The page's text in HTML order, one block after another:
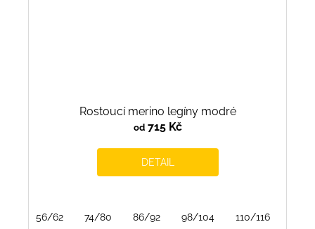
Rostoucí merino legíny modré
od715 Kč
DETAIL
56/62 74/80 86/92 98/104 110/116